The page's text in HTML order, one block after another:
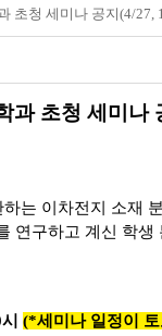
초청 세미나 공지(4/27,
과 초청 세미나
는 이차전지 소재
연구하고 계신 학생
(*세미나 일정이